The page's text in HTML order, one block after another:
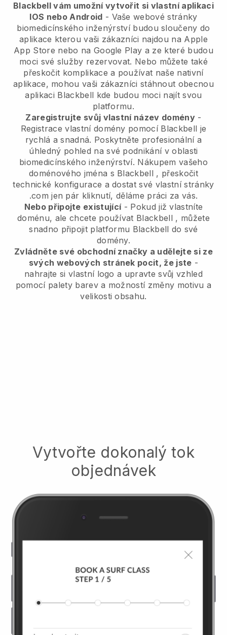
Blackbell vám umožní vytvořit si vlastní aplikaci
IOS nebo Android - Vaše webové stránky
biomedicínského inženýrství budou sloučeny do
aplikace kterou vaši zákazníci najdou na Apple
App Store nebo na Google Play a ze které budou
moci své služby rezervovat. Nebo můžete také
přeskočit komplikace a používat naše nativní
aplikace, mohou vaši zákazníci stáhnout obecnou
aplikaci Blackbell kde budou moci najít svou
platformu.
Zaregistrujte svůj vlastní název domény-
Registrace vlastní domény pomocí Blackbell je
rychlá a snadná. Poskytněte profesionální a
úhledný pohled na své podnikání v oblasti
biomedicínského inženýrství. Nákupem vašeho
doménového jména s Blackbell , přeskočit
technické konfigurace a dostat své vlastní stránky
.com jen pár kliknutí, děláme práci za vás.
Nebo připojte existující- Pokud již vlastníte
doménu, ale chcete používat Blackbell , můžete
snadno připojit platformu Blackbell do své
domény.
Zvládněte své obchodní značky a udělejte si ze
svých webových stránek pocit, že jste -
nahrajte si vlastní logo a upravte svůj vzhled
pomocí palety barev a možností změny motivu a
velikosti obsahu.
Vytvořte dokonalý tok
objednávek